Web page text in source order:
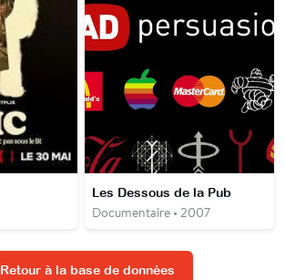
Les Dessous de la Pub
Documentaire • 2007
Retour à la base de données